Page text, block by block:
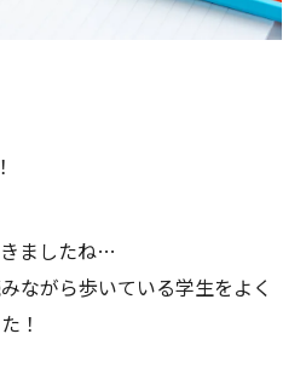
ましたね…
ながら歩いている学生をよく
！